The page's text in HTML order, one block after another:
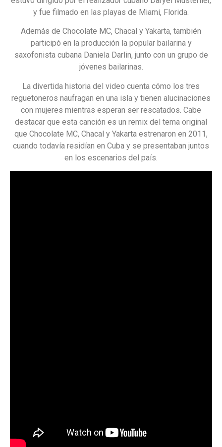
y fue filmado en las playas de Miami, Florida.
Además de Chocolate MC, Chacal y Yakarta, también
participó en la producción la popular bailarina y
saxofonista cubana Daniela Darlin, junto con un grupo de
jóvenes bailarinas.
La divertida historia del video cuenta cómo los tres
reguetoneros naufragan en una isla y tienen alucinaciones
con mujeres mientras esperan ser rescatados. Cabe
destacar que esta canción es un remix del tema original
que Chocolate MC, Chacal y Yakarta estrenaron en 2011,
cuando todavía residían en Cuba y se presentaban juntos
en los escenarios del país.